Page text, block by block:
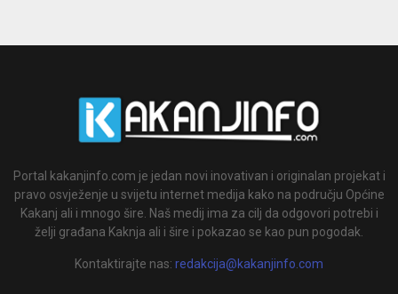
Portal kakanjinfo.com je jedan novi inovativan i originalan projekat i
pravo osvježenje u svijetu internet medija kako na području Općine
Kakanj ali i mnogo šire. Naš medij ima za cilj da odgovori potrebi i
želji građana Kaknja ali i šire i pokazao se kao pun pogodak.
Kontaktirajte nas: redakcija@kakanjinfo.com